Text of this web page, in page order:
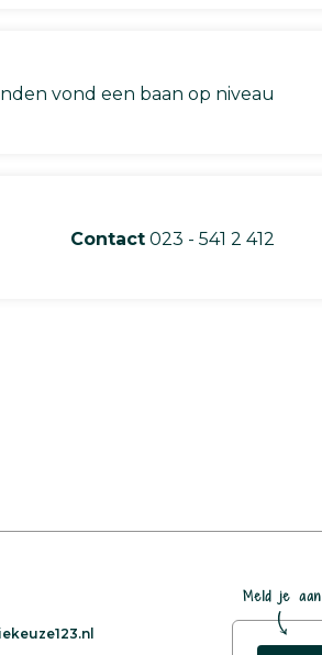
vond een baan op niveau
Contact 023 - 541 2 412
Meld je aan